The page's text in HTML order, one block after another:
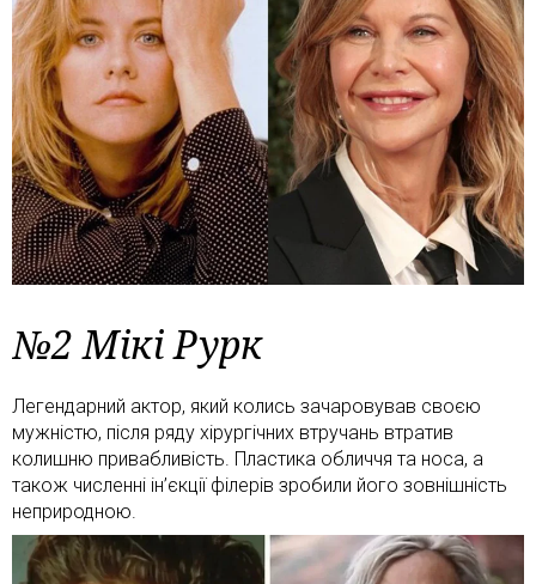
№2 Мікі Рурк
Легендарний актор, який колись зачаровував своєю
мужністю, після ряду хірургічних втручань втратив
колишню привабливість. Пластика обличчя та носа, а
також численні ін’єкції філерів зробили його зовнішність
неприродною.